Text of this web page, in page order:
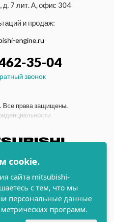
д. 7 лит. А, офис 304
и продаж:
engine.ru
35-04
звонок
права защищены.
и морские
Mitsubishi
сайта
cookie.
сайта mitsubishi-
с тем, что мы
персональные данные
программ.